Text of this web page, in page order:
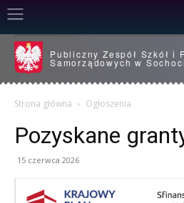
Publiczny Zespół Szkół i
Samorządowych w
Strona główna Ogłoszenia
Pozyskane
15 czerwca 2026